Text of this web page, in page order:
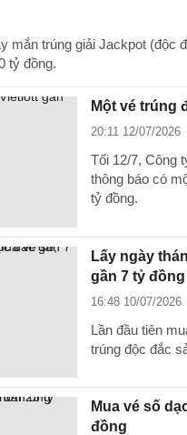
mắn trúng giải Jackpot (độc
tỷ đồng.
Một vé trúng
20:11 12/07/2026
Tối 12/7, Công
thông báo có
tỷ đồng.
Lấy ngày
gần 7 tỷ đồng
16:48 10/07/2026
Lần đầu tiên
trúng độc đắc
Mua vé số
đồng